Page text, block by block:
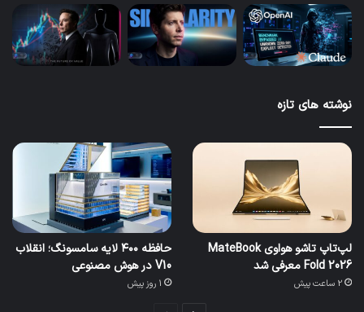
نوشته های تازه
لپ‌تاپ تاشو هواوی MateBook
Fold 2026 معرفی شد
2 ساعت پیش
حافظه ۴۰۰ لایه سامسونگ؛ انقلاب
V10 در هوش مصنوعی
1 روز پیش